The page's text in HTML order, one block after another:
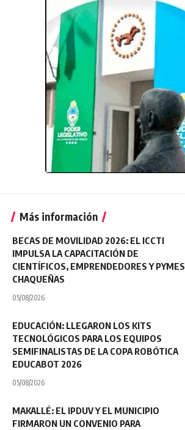
Más información
BECAS DE MOVILIDAD 2026: EL ICCTI
IMPULSA LA CAPACITACIÓN DE
CIENTÍFICOS, EMPRENDEDORES Y PYMES
CHAQUEÑAS
05/08/2026
EDUCACIÓN: LLEGARON LOS KITS
TECNOLÓGICOS PARA LOS EQUIPOS
SEMIFINALISTAS DE LA COPA ROBÓTICA
EDUCABOT 2026
05/08/2026
MAKALLÉ: EL IPDUV Y EL MUNICIPIO
FIRMARON UN CONVENIO PARA